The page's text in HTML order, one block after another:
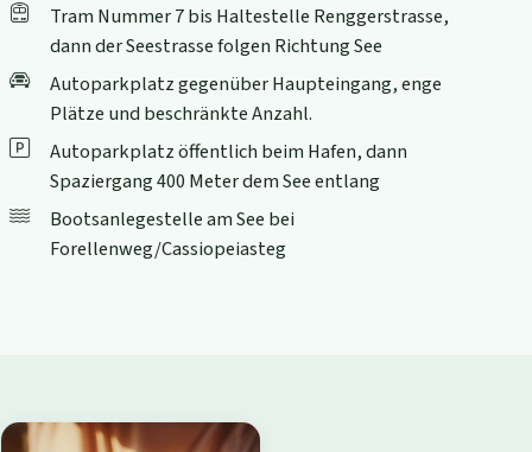
Tram Nummer 7 bis Haltestelle Renggerstrasse,
dann der Seestrasse folgen Richtung See
Autoparkplatz gegenüber Haupteingang, enge
Plätze und beschränkte Anzahl.
Autoparkplatz öffentlich beim Hafen, dann
Spaziergang 400 Meter dem See entlang
Bootsanlegestelle am See bei
Forellenweg/Cassiopeiasteg